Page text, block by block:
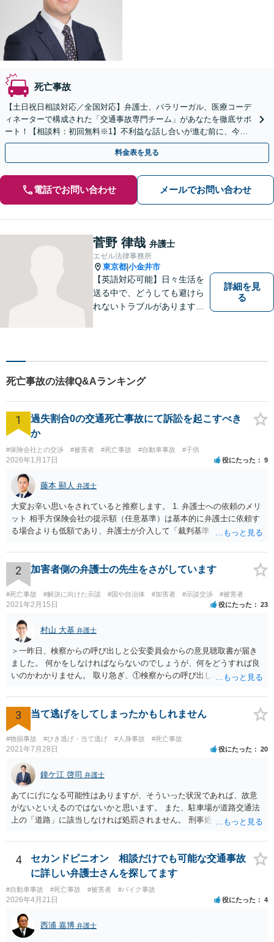
死亡事故
【土日祝日相談対応／全国対応】弁護士、パラリーガル、医療コーデ
ィネーターで構成された「交通事故専門チーム」があなたを徹底サポ
ート！【相談料：初回無料※1】不利益な話し合いが進む前に、今す
ぐ相談！
料金表を見る
電話でお問い合わせ メールでお問い合わせ
菅野 律哉 弁護士
エゼル法律事務所
東京都 小金井市
【英語対応可能】日々生活を
送る中で、どうしても避けら
れないトラブルがあります。
ます。 まずはお気軽にご相談
詳細を見
る
死亡事故の法律Q&Aランキング
1
過失割合0の交通死亡事故にて訴訟を起こすべき
か
#保険会社との交渉 #被害者 #死亡事故 #自動車事故 #子供
2026年1月17日 役にたった 9
藤本 顯人 弁護士
大変お辛い思いをされていると推察します。 1. 弁護士への依頼のメリ
ット 相手方保険会社の提示額（任意基準）は基本的に弁護士に依頼す
る場合よりも低額であり、弁護士が介入して「裁判基準（弁護士基
いです。 2. 訴訟と示談交渉のメリット・デメリット 判決（訴訟）: 勝
訴判決まで至れば、本来の賠償額に加え「遅延損害金（事故時から発
生）」と「弁護士費用相当額（認容額の約1割）」が加算されます。
訴訟上の和解: 訴訟を起こしても、判決前に裁判所での「和解」で終わ
るケースが多いです。 この場合、遅延損害金や弁護士費用はカットさ
あります。 3. 逸失利益（将来の収入）の計算 未就学女児の場合、賃
金センサスの「男女全年齢平均賃金」などを用いて計算することが多
いです。 一般的に「大卒（22歳就労）」前提で計算した方が、「高卒
（18歳就労）」よりも総額が高くなる傾向にあります。 なお、それが
認められるかはご両親の学歴や教育方針や実際の教育状況がどうだっ
せん。 ご質問者様が「長期化しても戦いたい」という強い意志をお持
ちで、かつ、賠償額の最大化（遅延損害金等の獲得）を目指すのであ
れば、示談交渉では妥結せず、提訴（訴訟）を前提に進めるのが最適
解です。 どのような方向性を目指すのかメリットデメリットを検討す
るためにも、相談時には弁護士にその意向を伝え、疑問を解消した方
が良いです。 その上で委任契約を結んだ方が良いです。 なお、弁護士
費用特約に加入されている場合には、相談料10万円、報酬300万円まで
は賄われることが多いので、保険の加入状況もご確認した方が良いで
す。 併せて、交通事故の刑事事件についても被害者参加制度といって
加害者の処分を決める裁判において意見を述べる機会もあります。 ご
2 加害者側の弁護士の先生をさがしています
#死亡事故 #解決に向けた示談 #国や自治体 #加害者 #示談交渉 #被害者
2021年2月15日 役にたった 23
村山 大基 弁護士
＞一昨日、検察からの呼び出しと公安委員会からの意見聴取書が届き
ました。 何かをしなければならないのでしょうが、何をどうすれば良
いのかわかりません。 取り急ぎ、①検察からの呼び出しにはきちんと
いいと思います。 ＞示談と刑事の両方を相談できる弁護士の先生をさ
がしております。 ネットでさがすとあまりの多さに戸惑っておりま
す。 どの方にお願いしても同じなのでしょうか。 話してみた感じや説
明など、いろいろ考慮して判断することになります。 書類が届いたば
かりで不安でしょうから、どこかしら相談に行ってみると良いと思い
ます。 複数の弁護士に相談されて決められるケースもありますし、は
じめに相談したところで依頼しなければならないわけではありませ
ん。
3 当て逃げをしてしまったかもしれません
#物損事故 #ひき逃げ・当て逃げ #人身事故 #死亡事故
2021年7月28日 役にたった 20
鐘ケ江 啓司 弁護士
あてにげになる可能性はありますが、そういった状況であれば、故意
がないといえるのではないかと思います。 また、駐車場が道路交通法
上の「道路」に該当しなければ処罰されません。 刑事処分がなされる
るその他の場所）」にあたるかが重要です。 駐車場が「道路」にあた
るかは難しい問題で、私が経験した事例でも、コインパーキングで警
察官は「道路」と判断して道路交通法違反で立件したものの、検察官
は「道路」にあたらないとして不起訴処分にしたものがあります（検
察官に意見書を出しました）。コンビニやスーパーの駐車場では「道
路」とした裁判例もあります。 「一般交通の用に供するその他の場
所」とは、道路法に規定する道路及び道路運送法に規定する自動車道
以外で不特定の人や車が自由に通行することができる場所をいうとさ
4
セカンドピニオン 相談だけでも可能な交通事故
に詳しい弁護士さんを探してます
#自動車事故 #死亡事故 #被害者 #バイク事故
2026年4月21日 役にたった 4
西浦 嘉博 弁護士